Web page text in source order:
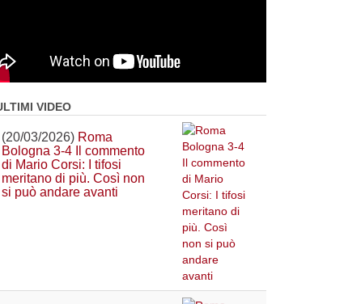
VIDEO
(20/03/2026) Roma
Bologna 3-4 Il commento
di Mario Corsi: I tifosi
meritano di più. Così non
si può andare avanti